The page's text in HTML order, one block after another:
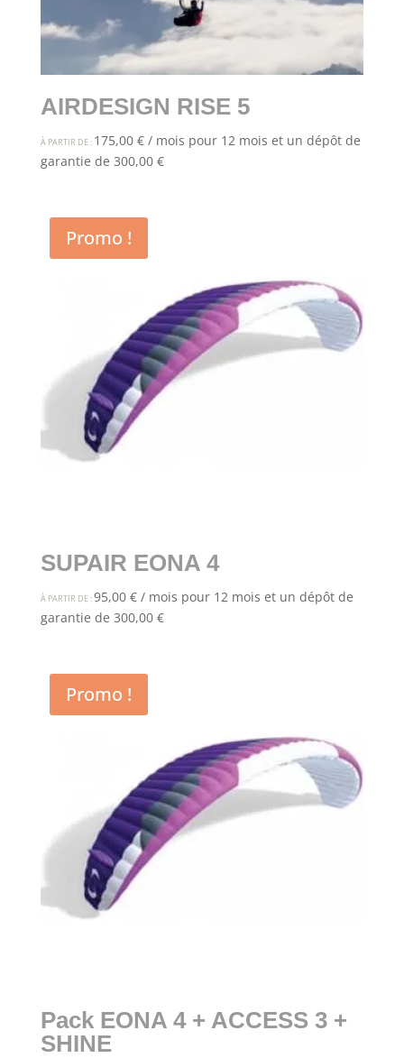
AIRDESIGN RISE 5
À PARTIR DE : 175,00 € / mois pour 12 mois et un dépôt de
garantie de 300,00 €
Promo !
SUPAIR EONA 4
À PARTIR DE :95,00 € / mois pour 12 mois et un dépôt de
garantie de 300,00 €
Promo !
Pack EONA 4 + ACCESS 3 +
SHINE